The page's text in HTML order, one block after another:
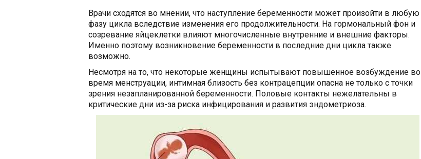
Врачи сходятся во мнении, что наступление беременности может произойти в любую
фазу цикла вследствие изменения его продолжительности. На гормональный фон и
созревание яйцеклетки влияют многочисленные внутренние и внешние факторы.
Именно поэтому возникновение беременности в последние дни цикла также
возможно.
Несмотря на то, что некоторые женщины испытывают повышенное возбуждение во
время менструации, интимная близость без контрацепции опасна не только с точки
зрения незапланированной беременности. Половые контакты нежелательны в
критические дни из-за риска инфицирования и развития эндометриоза.